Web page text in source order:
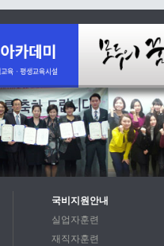
국비지원안내
실업자훈련
재직자훈련